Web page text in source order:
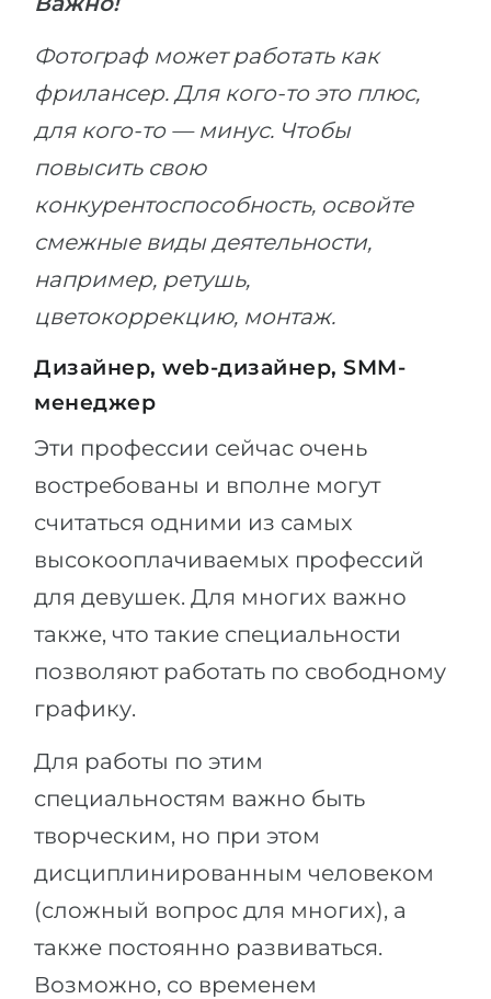
Фотограф может работать как
фрилансер. Для кого-то это плюс,
для кого-то — минус. Чтобы
повысить свою
конкурентоспособность, освойте
смежные виды деятельности,
например, ретушь,
цветокоррекцию, монтаж.
Дизайнер, web-дизайнер, SMM-
менеджер
Эти профессии сейчас очень
востребованы и вполне могут
считаться одними из самых
высокооплачиваемых профессий
для девушек. Для многих важно
также, что такие специальности
позволяют работать по свободному
графику.
Для работы по этим
специальностям важно быть
творческим, но при этом
дисциплинированным человеком
(сложный вопрос для многих), а
также постоянно развиваться.
Возможно, со временем